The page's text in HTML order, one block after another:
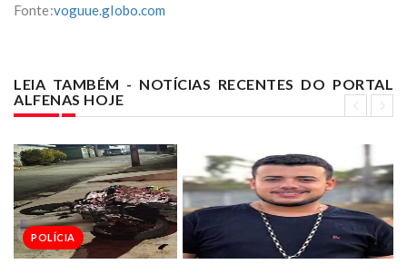
Fonte:voguue.globo.com
LEIA TAMBÉM - NOTÍCIAS RECENTES DO PORTAL
ALFENAS HOJE
POLÍCIA